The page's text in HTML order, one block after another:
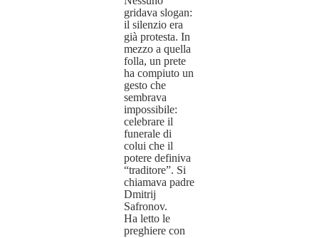
gridava slogan:
il silenzio era
già protesta. In
mezzo a quella
folla, un prete
ha compiuto un
gesto che
sembrava
impossibile:
celebrare il
funerale di
colui che il
potere definiva
“traditore”. Si
chiamava padre
Dmitrij
Safronov.
Ha letto le
preghiere con